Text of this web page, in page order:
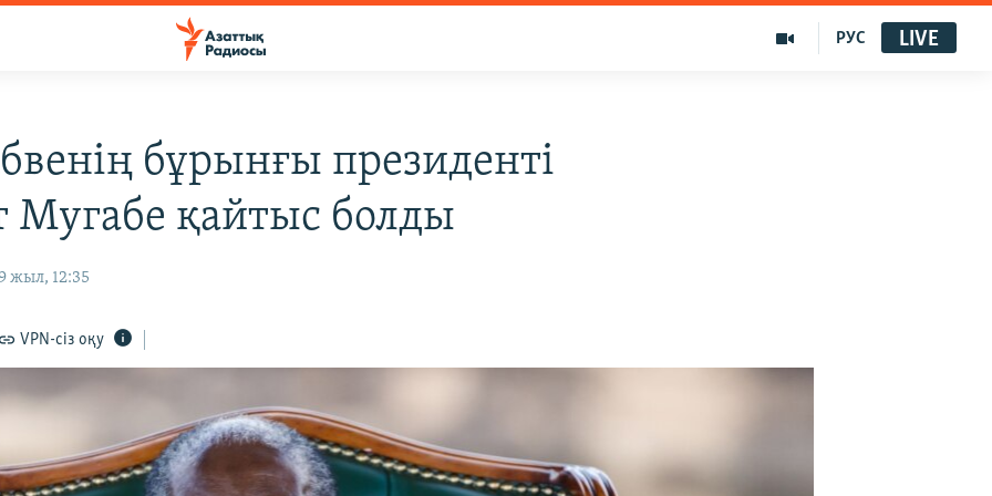
РУС LIVE
бұрынғы президенті
Мугабе қайтыс болды
жыл, 12:35
VPN-сіз оқу